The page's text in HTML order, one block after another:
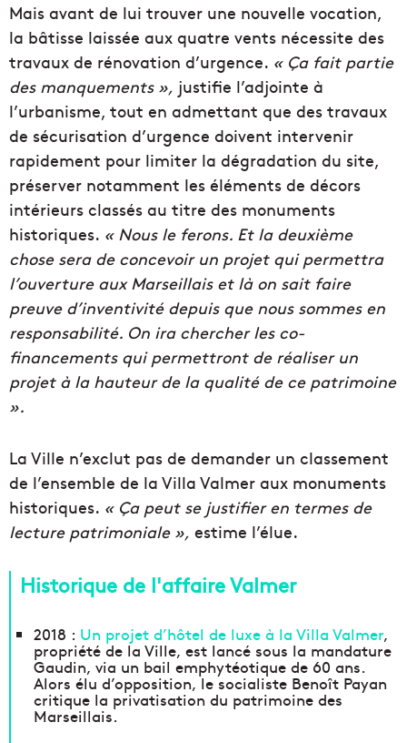
Mais avant de lui trouver une nouvelle vocation,
la bâtisse laissée aux quatre vents nécessite des
travaux de rénovation d’urgence. « Ça fait partie
des manquements », justifie l’adjointe à
l’urbanisme, tout en admettant que des travaux
de sécurisation d’urgence doivent intervenir
rapidement pour limiter la dégradation du site,
préserver notamment les éléments de décors
intérieurs classés au titre des monuments
historiques. « Nous le ferons. Et la deuxième
chose sera de concevoir un projet qui permettra
l’ouverture aux Marseillais et là on sait faire
preuve d’inventivité depuis que nous sommes en
responsabilité. On ira chercher les co-
financements qui permettront de réaliser un
projet à la hauteur de la qualité de ce patrimoine
».
La Ville n’exclut pas de demander un classement
de l’ensemble de la Villa Valmer aux monuments
historiques. « Ça peut se justifier en termes de
lecture patrimoniale », estime l’élue.
Historique de l'affaire Valmer
2018 : Un projet d’hôtel de luxe à la Villa Valmer,
propriété de la Ville, est lancé sous la mandature
Gaudin, via un bail emphytéotique de 60 ans.
Alors élu d’opposition, le socialiste Benoît Payan
critique la privatisation du patrimoine des
Marseillais.